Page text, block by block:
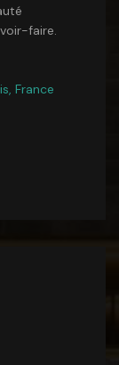
faire.
France